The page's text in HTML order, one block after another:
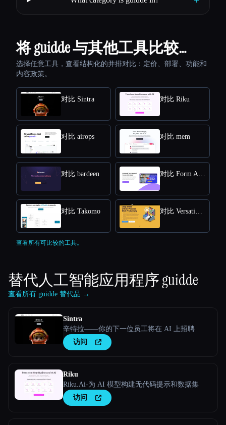
将 guidde 与其他工具比较…
选择任意工具，查看结构化的并排对比：定价、部署、功能和
内容政策。
对比 Sintra 对比 Riku
对比 airops 对比 mem
对比 bardeen
对比 Takomo
查看所有可比较的工具。
替代人工智能应用程序guidde
查看所有 guidde 替代品 →
Sintra
辛特拉——你的下一位员工将在 AI 上招聘
访问
Riku
Riku.Ai-为 AI 模型构建无代码提示和数据集
访问